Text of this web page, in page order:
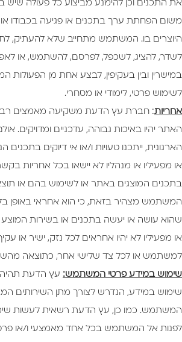
את התכנים וכן להימנע מביצוע כל פעולה שיש
משום הפחתת ערך בתכנים או פגיעה בכבודו
היוצרים בו. המשתמש מתחייב שלא להעתיק,
לשדר, להציג, לשכפל, לפרסם, להשתמש, או
במישרין ובין בעקיפין, לבצע אחת מן הפעולות
לשימוש פרטי, לימודי או מסחרי.
אחריות: חברת עץ הדעת משקיעה מאמצים
האתר יהיו באיכות גבוהה, עדכניים ומדויקים.
הארגונית, ייתכנו טעויות ו/או אי דיוקים
או מפעיליו או מנהליו לא יישאו בכל אחריות
בתכנים המוצגים באתר או לשימוש בהם או
המשתמש מצהיר בזאת, כי הוא אחראי באופן
שהוא עושה או יעשה בתכנים או בשירות
או מפעיליו לא יהיו אחראים לכל נזק, ישיר או
למשתמש או לכל צד שלישי אחר, כתוצאה
שימוש במידע פרטי המשתמש: עץ הדעת
שימוש במידע, הנדרש לצורך מתן השירותים
המשתמש. כמו כן, עץ הדעת רשאית לעשות
לפנות אל המשתמש בכל אחד מאמצעי ו/או